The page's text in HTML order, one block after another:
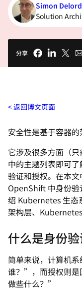
Simon Delord
Solution
分享
返回博文页面
安全性是基于容器的
它涉及很多方面（只
中的主题列表即可
验证和授权。在本
OpenShift 中身份
绍 Kubernetes 生态
架构层、
什么是身份验
简单来说，计算机
谁？”，而授权则是
做些什么？”